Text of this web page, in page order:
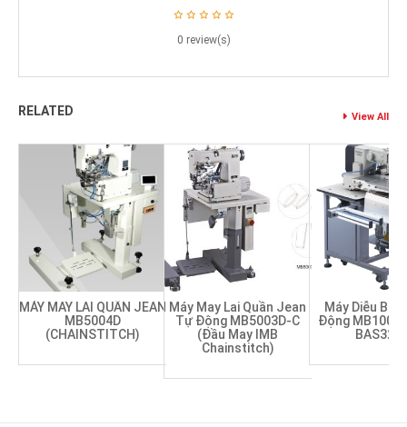
0 review(s)
RELATED View All
MÁY MAY LAI QUẦN JEAN
MB5004D
(CHAINSTITCH)
Máy May Lai Quần Jean
Tự Động MB5003D-C
(Đầu May IMB
Chainstitch)
Máy Diễu
Động